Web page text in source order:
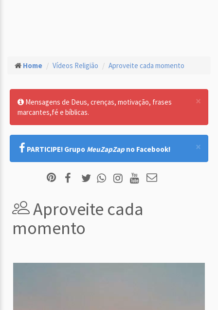
Home Vídeos Religião Aproveite cada momento
×
Mensagens de Deus, crenças, motivação, frases
marcantes,fé e bíblicas.
×
PARTICIPE! Grupo MeuZapZap no Facebook!
Aproveite cada
momento